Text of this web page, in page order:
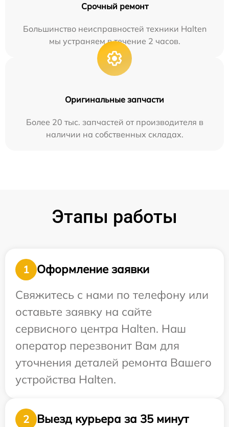
Срочный ремонт
Большинство неисправностей техники Halten
мы устраняем в течение 2 часов.
Оригинальные запчасти
Более 20 тыс. запчастей от производителя в
наличии на собственных складах.
Этапы работы
1
Оформление заявки
Свяжитесь с нами по телефону или
оставьте заявку на сайте
сервисного центра Halten. Наш
оператор перезвонит Вам для
уточнения деталей ремонта Вашего
устройства Halten.
2
Выезд курьера за 35 минут